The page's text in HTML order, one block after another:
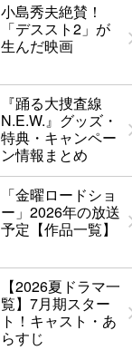
小島秀夫絶賛！
「デススト2」が
生んだ映画
『踊る大捜査線
N.E.W.』グッズ・
特典・キャンペー
ン情報まとめ
「金曜ロードショ
ー」2026年の放送
予定【作品一覧】
【2026夏ドラマ一
覧】7月期スター
ト！キャスト・あ
らすじ